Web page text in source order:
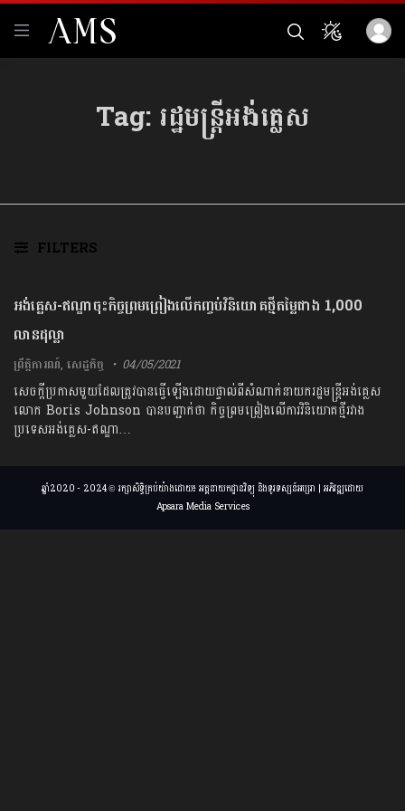
Tag:រដ្ឋមន្ត្រីអង់គ្លេស
FILTERS
អង់គ្លេស-ឥណ្ឌាចុះកិច្ចព្រមព្រៀងលើកញ្ចប់វិនិយោគថ្មីតម្លៃជាង 1,000
លានដុល្លា
ព្រឹត្តិការណ៍,សេដ្ឋកិច្ច 04/05/2021
សេចក្តីប្រកាសមួយដែលត្រូវបានធ្វើឡើងដោយផ្ទាល់ពីសំណាក់នាយករដ្ឋមន្ត្រីអង់គ្លេស
លោក Boris Johnson បានបញ្ជាក់ថា កិច្ច​ព្រមព្រៀង​លើ​ការវិនិយោគថ្មីរវាង
ប្រទេសអង់គ្លេស-ឥណ្ឌា…
ឆ្នាំ2020 - 2024 © រក្សាសិទ្ធិគ្រប់យ៉ាងដោយ៖ អគ្គនាយកដ្ឋានវិទ្យុ និងទូរទស្សន៍អប្សរា | អភិវឌ្ឍដោយ
Apsara Media Services